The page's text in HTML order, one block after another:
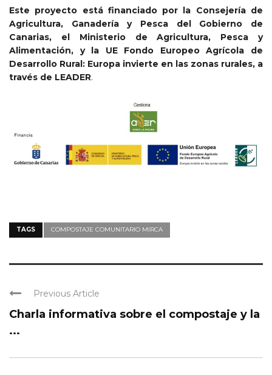
Este proyecto está financiado por la Consejería de
Agricultura, Ganadería y Pesca del Gobierno de
Canarias, el Ministerio de Agricultura, Pesca y
Alimentación, y la UE Fondo Europeo Agrícola de
Desarrollo Rural: Europa invierte en las zonas rurales, a
través de LEADER.
TAGS COMPOSTAJE COMUNITARIO MIRCA
Previous Article
Charla informativa sobre el compostaje y la
...